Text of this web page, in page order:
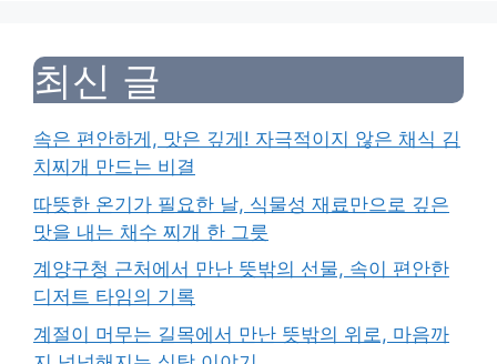
최신 글
속은 편안하게, 맛은 깊게! 자극적이지 않은 채식 김
치찌개 만드는 비결
따뜻한 온기가 필요한 날, 식물성 재료만으로 깊은
맛을 내는 채수 찌개 한 그릇
계양구청 근처에서 만난 뜻밖의 선물, 속이 편안한
디저트 타임의 기록
계절이 머무는 길목에서 만난 뜻밖의 위로, 마음까